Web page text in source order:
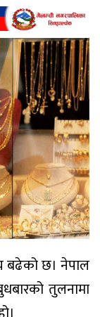
बढेको छ। नेपाल
तुलनामा